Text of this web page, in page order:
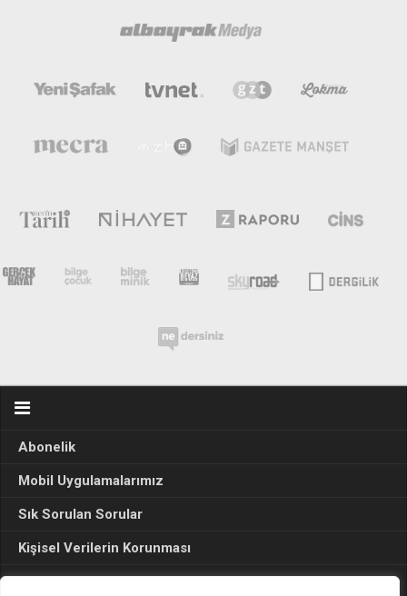
Abonelik
Mobil Uygulamalarımız
Sık Sorulan Sorular
Kişisel Verilerin Korunması
Seçim Sonuçları 2024